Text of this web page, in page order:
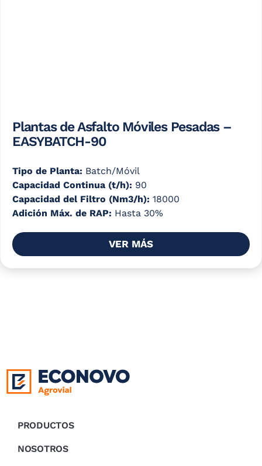
Plantas de Asfalto Móviles Pesadas –
EASYBATCH-90
Tipo de Planta: Batch/Móvil
Capacidad Continua (t/h): 90
Capacidad del Filtro (Nm3/h): 18000
Adición Máx. de RAP: Hasta 30%
VER MÁS
PRODUCTOS
NOSOTROS